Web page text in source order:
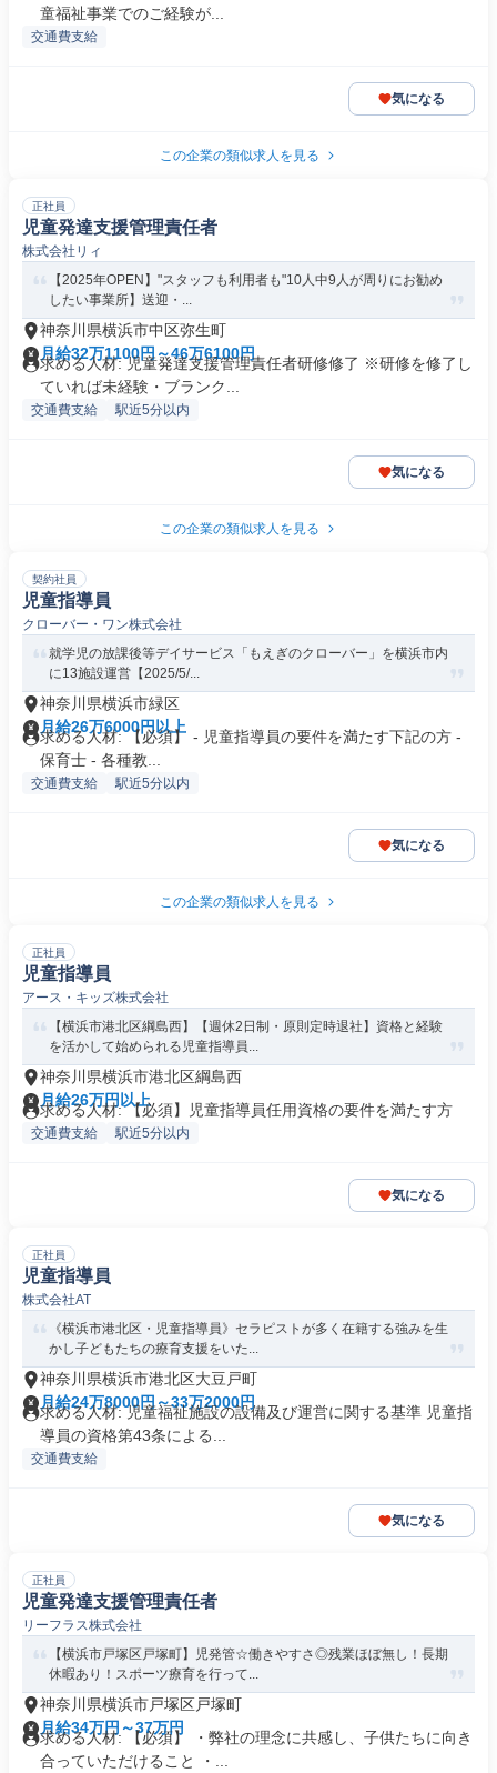
童福祉事業でのご経験が...
交通費支給
気になる
この企業の類似求人を見る
正社員
児童発達支援管理責任者
株式会社リィ
【2025年OPEN】"スタッフも利用者も"10人中9人が周りにお勧め
したい事業所】送迎・...
神奈川県横浜市中区弥生町
月給32万1100円～46万6100円
求める人材: 児童発達支援管理責任者研修修了 ※研修を修了し
ていれば未経験・ブランク...
交通費支給 駅近5分以内
気になる
この企業の類似求人を見る
契約社員
児童指導員
クローバー・ワン株式会社
就学児の放課後等デイサービス「もえぎのクローバー」を横浜市内
に13施設運営【2025/5/...
神奈川県横浜市緑区
月給26万6000円以上
求める人材: 【必須】 - 児童指導員の要件を満たす下記の方 -
保育士 - 各種教...
交通費支給 駅近5分以内
気になる
この企業の類似求人を見る
正社員
児童指導員
アース・キッズ株式会社
【横浜市港北区綱島西】【週休2日制・原則定時退社】資格と経験
を活かして始められる児童指導員...
神奈川県横浜市港北区綱島西
月給26万円以上
求める人材: 【必須】児童指導員任用資格の要件を満たす方
交通費支給 駅近5分以内
気になる
正社員
児童指導員
株式会社AT
《横浜市港北区・児童指導員》セラピストが多く在籍する強みを生
かし子どもたちの療育支援をいた...
神奈川県横浜市港北区大豆戸町
月給24万8000円～33万2000円
求める人材: 児童福祉施設の設備及び運営に関する基準 児童指
導員の資格第43条による...
交通費支給
気になる
正社員
児童発達支援管理責任者
リーフラス株式会社
【横浜市戸塚区戸塚町】児発管☆働きやすさ◎残業ほぼ無し！長期
休暇あり！スポーツ療育を行って...
神奈川県横浜市戸塚区戸塚町
月給34万円～37万円
求める人材: 【必須】 ・弊社の理念に共感し、子供たちに向き
合っていただけること ・...